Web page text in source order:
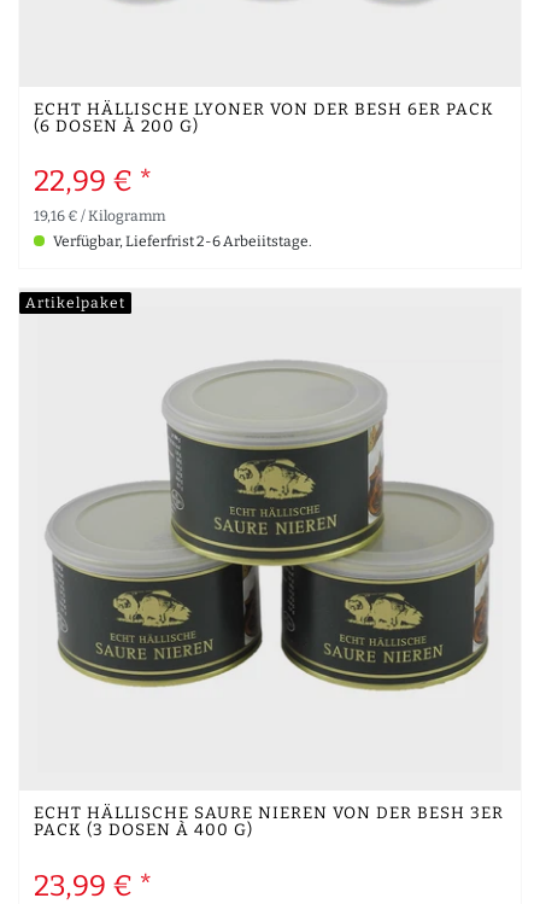
ECHT HÄLLISCHE LYONER VON DER BESH 6ER PACK
(6 DOSEN À 200 G)
22,99 € *
19,16 € / Kilogramm
Verfügbar, Lieferfrist 2-6 Arbeiitstage.
Artikelpaket
ECHT HÄLLISCHE SAURE NIEREN VON DER BESH 3ER
PACK (3 DOSEN À 400 G)
23,99 € *